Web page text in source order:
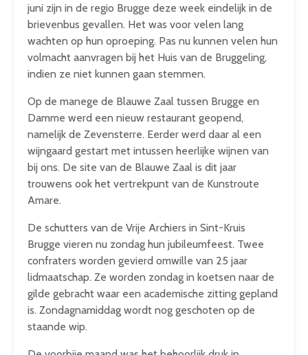
juni zijn in de regio Brugge deze week eindelijk in de
brievenbus gevallen. Het was voor velen lang
wachten op hun oproeping. Pas nu kunnen velen hun
volmacht aanvragen bij het Huis van de Bruggeling,
indien ze niet kunnen gaan stemmen.
Op de manege de Blauwe Zaal tussen Brugge en
Damme werd een nieuw restaurant geopend,
namelijk de Zevensterre. Eerder werd daar al een
wijngaard gestart met intussen heerlijke wijnen van
bij ons. De site van de Blauwe Zaal is dit jaar
trouwens ook het vertrekpunt van de Kunstroute
Amare.
De schutters van de Vrije Archiers in Sint-Kruis
Brugge vieren nu zondag hun jubileumfeest. Twee
confraters worden gevierd omwille van 25 jaar
lidmaatschap. Ze worden zondag in koetsen naar de
gilde gebracht waar een academische zitting gepland
is. Zondagnamiddag wordt nog geschoten op de
staande wip.